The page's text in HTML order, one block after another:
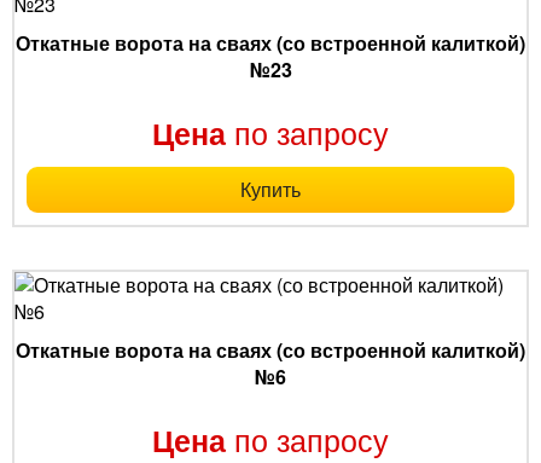
Откатные ворота на сваях (со встроенной калиткой)
№23
Цена по запросу
Купить
Откатные ворота на сваях (со встроенной калиткой)
№6
Цена по запросу